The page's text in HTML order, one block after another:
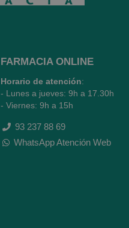
FARMACIA ONLINE
Horario de atención:
- Lunes a jueves: 9h a 17.30h
- Viernes: 9h a 15h
93 237 88 69
WhatsApp Atención Web